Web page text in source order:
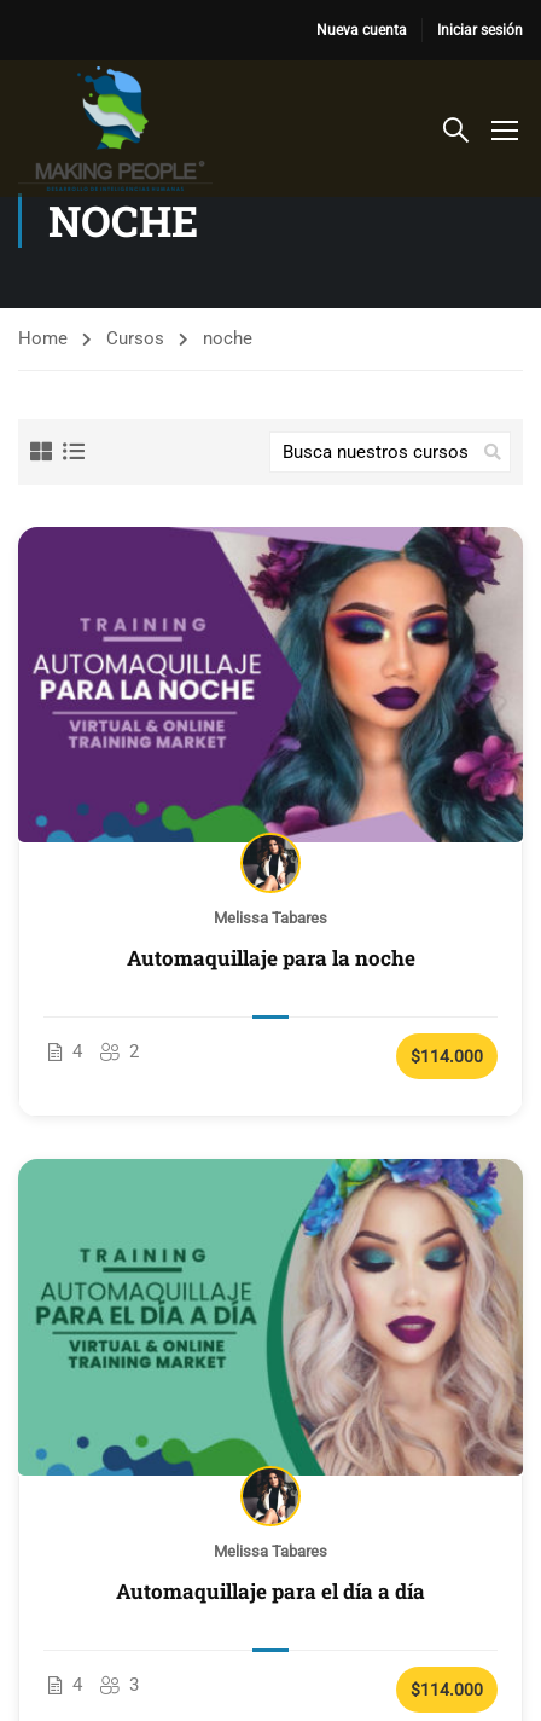
Nueva cuenta Iniciar sesión
NOCHE
Home Cursos noche
Melissa Tabares
Automaquillaje para la noche
4 2 $114.000
Melissa Tabares
Automaquillaje para el día a día
4 3 $114.000